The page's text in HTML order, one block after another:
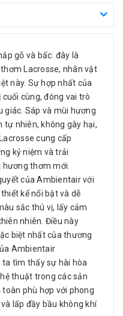
gỗ và bấc: đây là
Lacrosse, nhân vật
này. Sự hợp nhất của
cùng, đóng vai trò
giác. Sáp và mùi hương
tự nhiên, không gây hại,
cung cấp
kỷ niệm và trải
thơm mới.
của Ambientair với
kế nổi bật và dễ
sắc thú vị, lấy cảm
nhiên. Điều này
biệt nhất của thương
Ambientair
tìm thấy sự hài hòa
thuật trong các sản
phù hợp với phong
lấp đầy bầu không khí